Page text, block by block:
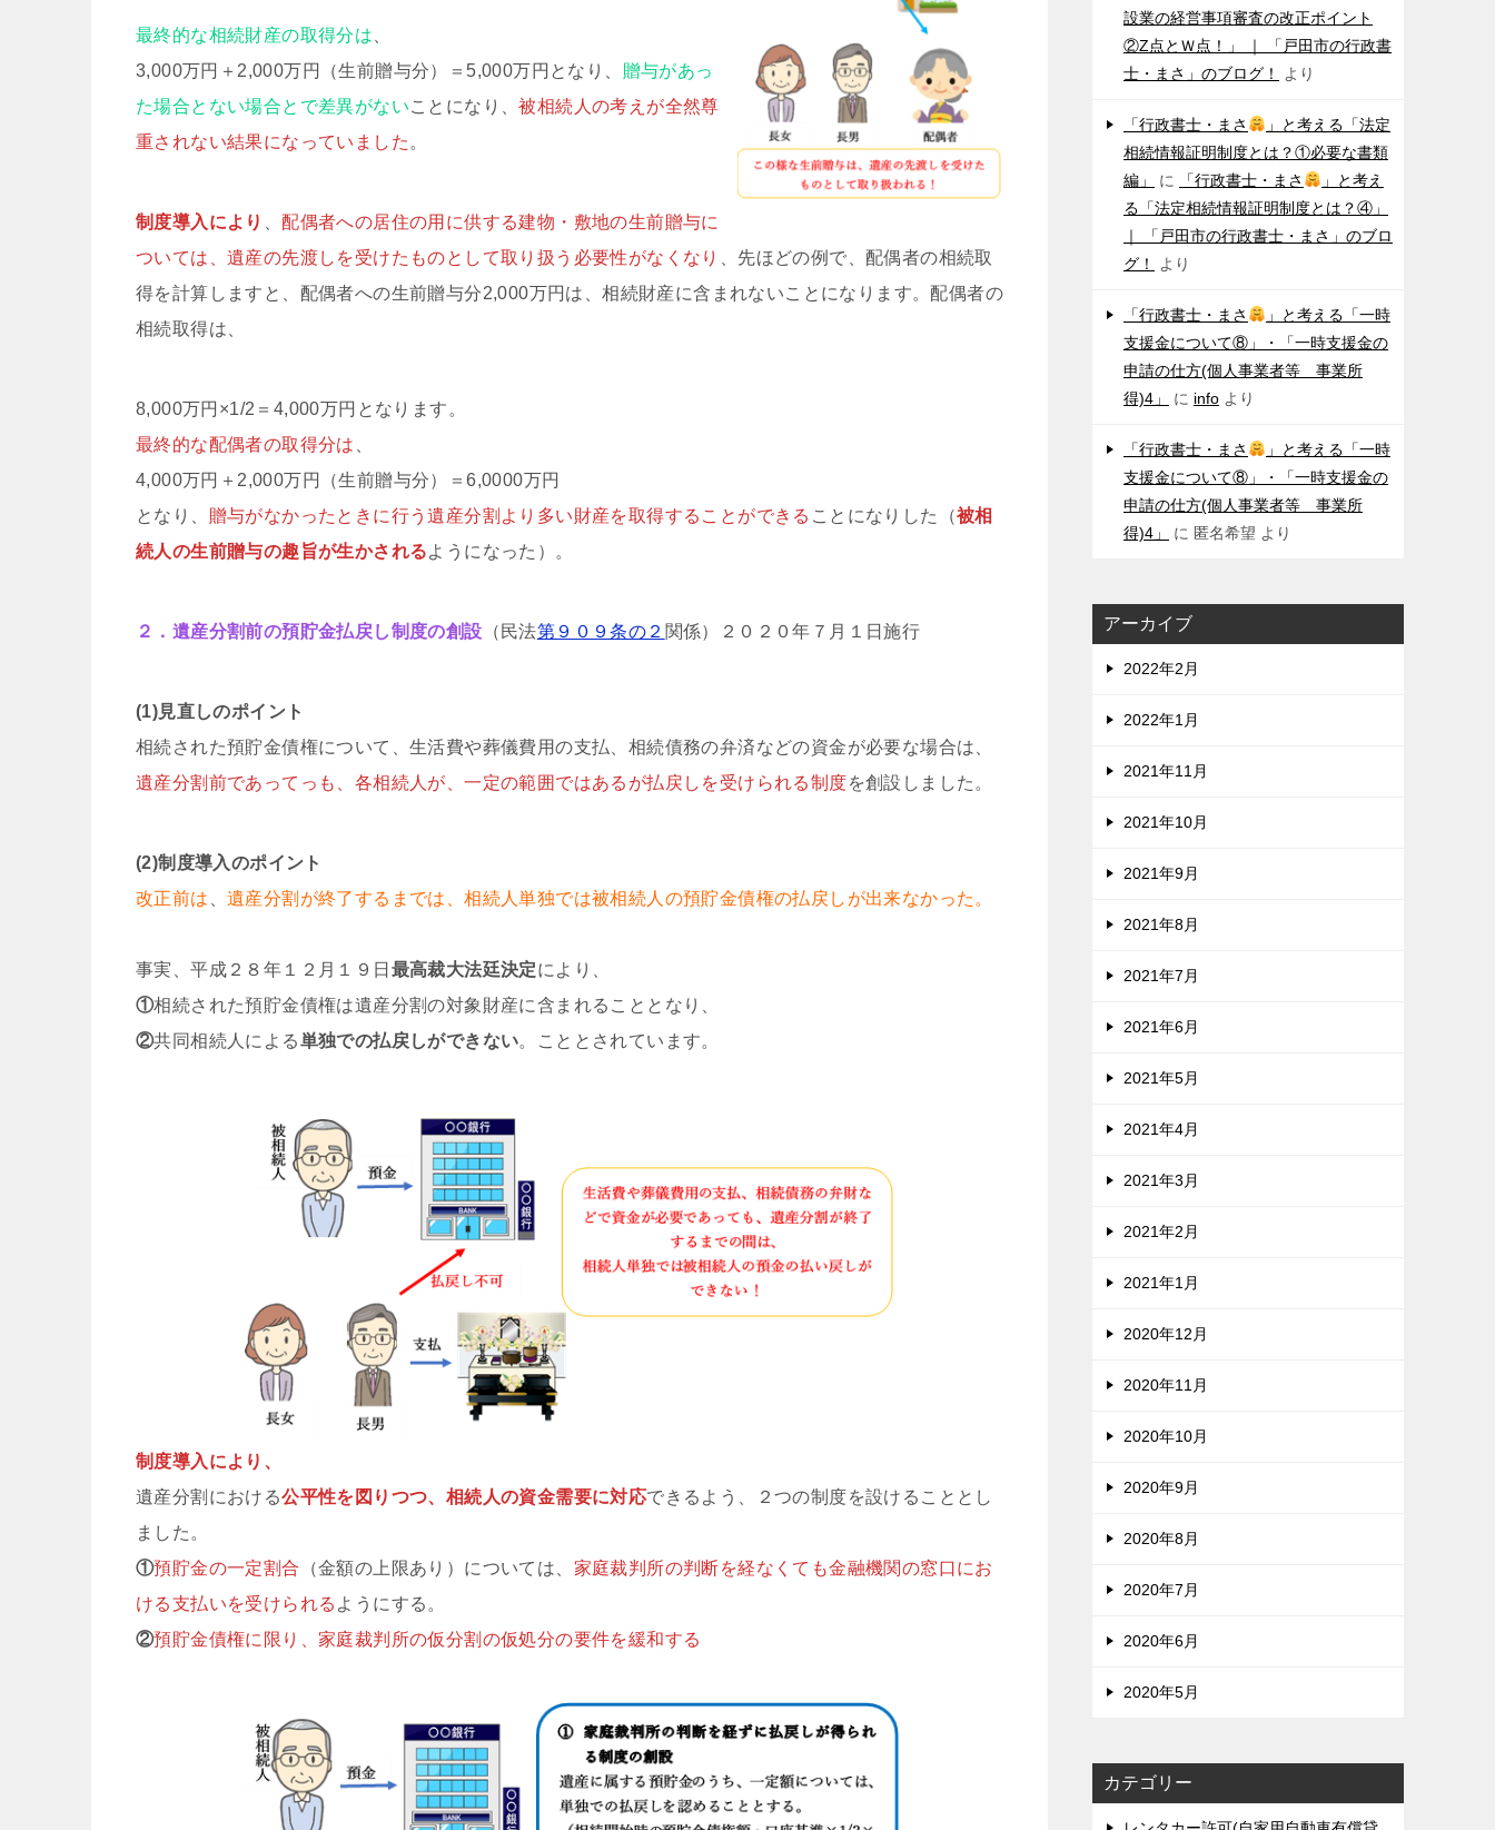
最終的な相続財産の取得分は、
3,000万円＋2,000万円（生前贈与分）＝5,000万円となり、 贈与があっ
た場合とない場合とで差異がないことになり、被相続人の考えが全然尊
重されない結果になっていました。
制度導入により 、 配偶者への居住の用に供する建物・敷地の生前贈与に
ついては、遺産の先渡しを受けたものとして取り扱う必要性がなくなり 、先ほどの例で、配偶者の相続取
得を計算しますと、配偶者への生前贈与分2,000万円は、相続財産に含まれないことになります。配偶者の
相続取得は、
8,000万円×1/2＝4,000万円となります。
最終的な配偶者の取得分は 、
4,000万円＋2,000万円（生前贈与分）＝6,0000万円
となり、 贈与がなかったときに行う遺産分割より多い財産を取得することができる ことになりした（被相
続人の生前贈与の趣旨が生かされるようになった）。
２．遺産分割前の預貯金払戻し制度の創設 （民法第９０９条の２ 関係）２０２０年７月１日施行
(1)見直しのポイント
相続された預貯金債権について、生活費や葬儀費用の支払、相続債務の弁済などの資金が必要な場合は、
遺産分割前であってっも、各相続人が、一定の範囲ではあるが払戻しを受けられる制度を創設しました。
(2)制度導入のポイント
改正前は 、遺産分割が終了するまでは、相続人単独では被相続人の預貯金債権の払戻しが出来なかった。
事実、平成２８年１２月１９日 最高裁大法廷決定により、
①相続された預貯金債権は遺産分割の対象財産に含まれることとなり、
②共同相続人による単独での払戻しができない。こととされています。
制度導入により、
遺産分割における公平性を図りつつ、相続人の資金需要に対応できるよう、２つの制度を設けることとし
ました。
①預貯金の一定割合 （金額の上限あり）については、 家庭裁判所の判断を経なくても金融機関の窓口にお
ける支払いを受けられる ようにする。
②預貯金債権に限り、家庭裁判所の仮分割の仮処分の要件を緩和する
設業の経営事項審査の改正ポイント
②Z点とＷ点！」 ｜ 「戸田市の行政書
士・まさ」のブログ！
より
「行政書士・まさ
」と考える「法定
相続情報証明制度とは？①必要な書類
編」
に 「行政書士・まさ
」と考え
る「法定相続情報証明制度とは？④」
｜ 「戸田市の行政書士・まさ」のブロ
グ！
より
「行政書士・まさ
」と考える「一時
支援金について⑧」・「一時支援金の
申請の仕方(個人事業者等 事業所
得)4」
に info より
「行政書士・まさ
」と考える「一時
支援金について⑧」・「一時支援金の
申請の仕方(個人事業者等 事業所
得)4」
に 匿名希望 より
アーカイブ
2022年2月
2022年1月
2021年11月
2021年10月
2021年9月
2021年8月
2021年7月
2021年6月
2021年5月
2021年4月
2021年3月
2021年2月
2021年1月
2020年12月
2020年11月
2020年10月
2020年9月
2020年8月
2020年7月
2020年6月
2020年5月
カテゴリー